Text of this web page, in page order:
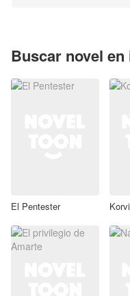
Buscar novel
El Pentester Korvi